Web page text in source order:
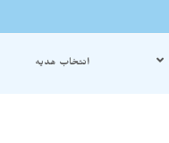
انتخاب هدیه